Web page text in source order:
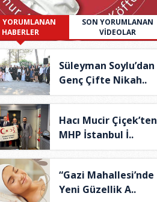
YORUMLANAN
HABERLER
SON YORUMLANAN
VİDEOLAR
Süleyman Soylu’dan
Genç Çifte Nikah..
Hacı Mucir Çiçek’ten
MHP İstanbul İ..
“Gazi Mahallesi’nde
Yeni Güzellik A..